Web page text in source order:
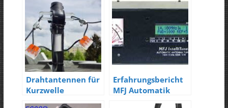
Drahtantennen für
Kurzwelle
Erfahrungsbericht
MFJ Automatik